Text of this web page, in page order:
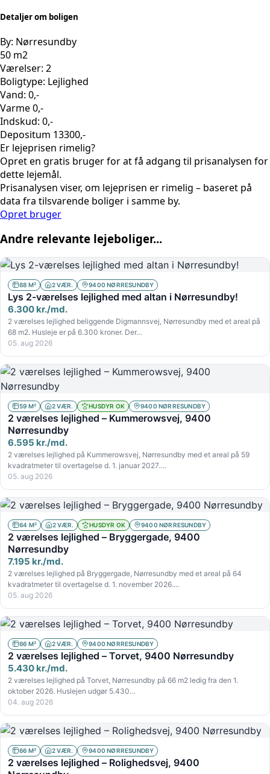
Detaljer om boligen
By: Nørresundby
50 m2
Værelser: 2
Boligtype: Lejlighed
Vand: 0,-
Varme 0,-
Indskud: 0,-
Depositum 13300,-
Er lejeprisen rimelig?
Opret en gratis bruger for at få adgang til prisanalysen for
dette lejemål.
Prisanalysen viser, om lejeprisen er rimelig – baseret på
data fra tilsvarende boliger i samme by.
Opret bruger
Andre relevante lejeboliger...
68 M² 2 VÆR. 9400 NØRRESUNDBY
Lys 2-værelses lejlighed med altan i Nørresundby!
6.300 kr./md.
2 værelses lejlighed beliggende Digmannsvej, Nørresundby med et areal på
68 m2. Husleje er på 6.300 kroner. Der…
05. aug 2026
59 M² 2 VÆR. HUSDYR OK 9400 NØRRESUNDBY
2 værelses lejlighed – Kummerowsvej, 9400
Nørresundby
6.595 kr./md.
2 værelses lejlighed på Kummerowsvej, Nørresundby med et areal på 59
kvadratmeter til overtagelse d. 1. januar 2027.…
05. aug 2026
64 M² 2 VÆR. HUSDYR OK 9400 NØRRESUNDBY
2 værelses lejlighed – Bryggergade, 9400
Nørresundby
7.195 kr./md.
2 værelses lejlighed på Bryggergade, Nørresundby med et areal på 64
kvadratmeter til overtagelse d. 1. november 2026.…
05. aug 2026
66 M² 2 VÆR. 9400 NØRRESUNDBY
2 værelses lejlighed – Torvet, 9400 Nørresundby
5.430 kr./md.
2 værelses lejlighed på Torvet, Nørresundby på 66 m2 ledig fra den 1.
oktober 2026. Huslejen udgør 5.430…
04. aug 2026
66 M² 2 VÆR. 9400 NØRRESUNDBY
2 værelses lejlighed – Rolighedsvej, 9400